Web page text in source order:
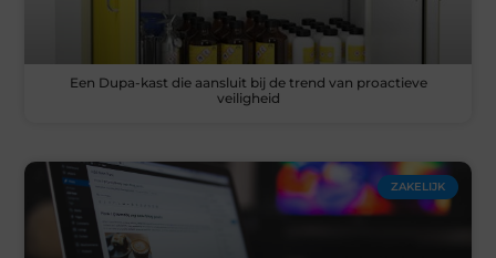
Een Dupa-kast die aansluit bij de trend van proactieve
veiligheid
ZAKELIJK